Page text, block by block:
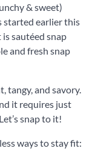
& sweet)
started earlier this
sautéed snap
and fresh snap
tangy, and savory.
it requires just
snap to it!
ways to stay fit: